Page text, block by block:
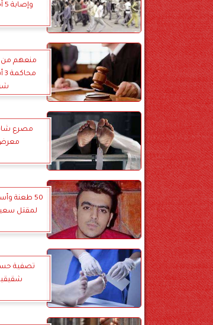
وإصابة 5 آخرين في مشاجرة بالمنيا
منعهم من
مصرع
معرض
50 طعنة
لمقتل
تصفية